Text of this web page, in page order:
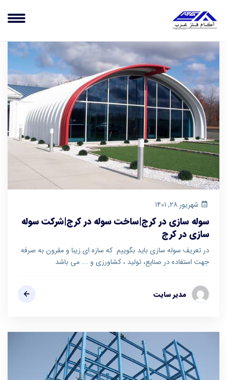
شهریور ۲۸, ۱۴۰۱
سوله سازی در کرج|ساخت سوله در کرج|شرکت سوله
سازی در کرج
در تعریف سوله سازی باید بگوییم که سازه ای زیبا و مقرون به صرفه
جهت استفاده در صنایع، تولید ، کشاورزی و …. می باشد
مدیر سایت